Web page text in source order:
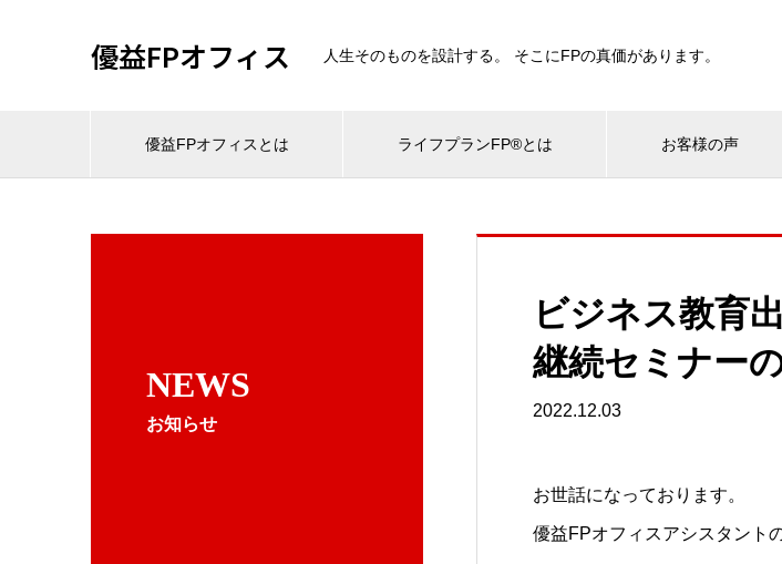
優益FPオフィス 人生そのものを設計する。 そこにFPの真価があります。
優益FPオフィスとは ライフプランFP®とは お客様の声
NEWS
お知らせ
ビジネス教育
継続セミナー
2022.12.03
お世話になっております。
優益FPオフィスアシスタント